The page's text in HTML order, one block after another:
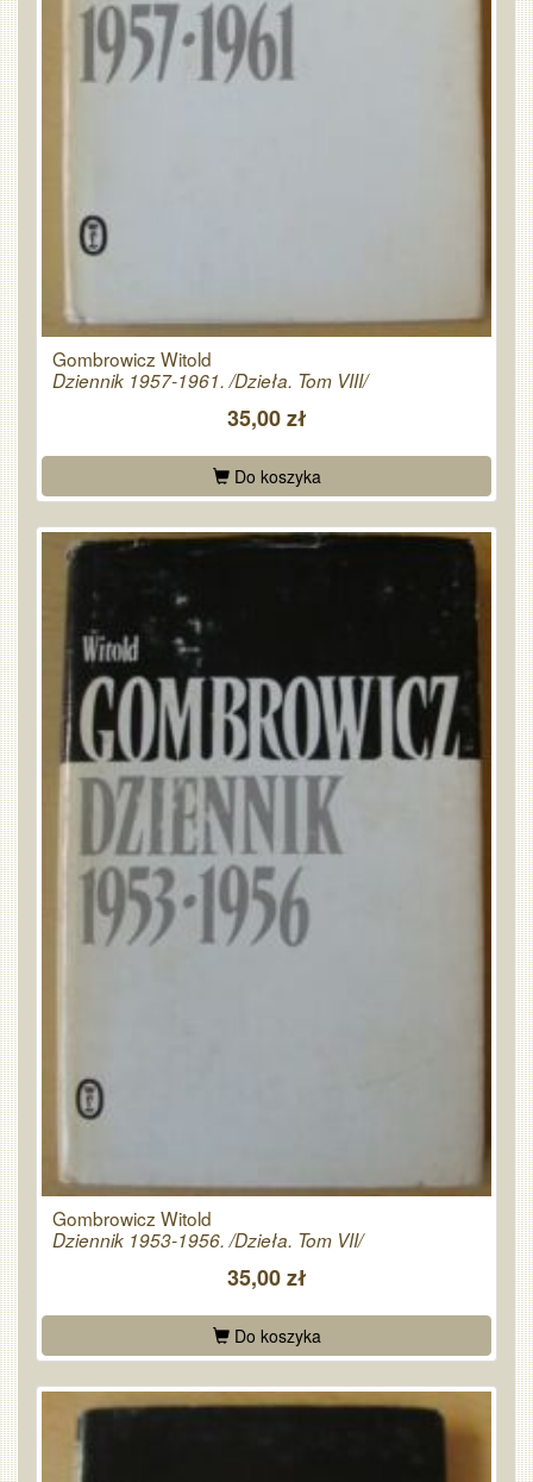
Gombrowicz Witold
Dziennik 1957-1961. /Dzieła. Tom VIII/
35,00 zł
Do koszyka
Gombrowicz Witold
Dziennik 1953-1956. /Dzieła. Tom VII/
35,00 zł
Do koszyka